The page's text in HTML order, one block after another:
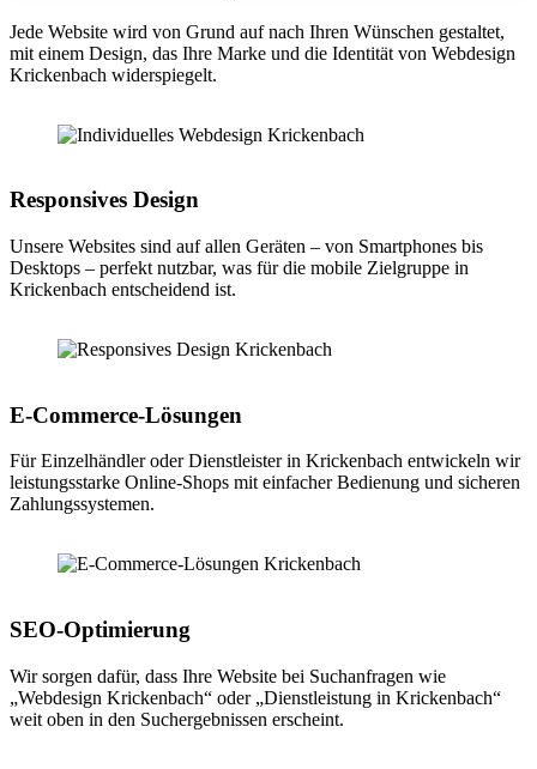
Jede Website wird von Grund auf nach Ihren Wünschen gestaltet,
mit einem Design, das Ihre Marke und die Identität von Webdesign
Krickenbach widerspiegelt.
Responsives Design
Unsere Websites sind auf allen Geräten – von Smartphones bis
Desktops – perfekt nutzbar, was für die mobile Zielgruppe in
Krickenbach entscheidend ist.
E-Commerce-Lösungen
Für Einzelhändler oder Dienstleister in Krickenbach entwickeln wir
leistungsstarke Online-Shops mit einfacher Bedienung und sicheren
Zahlungssystemen.
SEO-Optimierung
Wir sorgen dafür, dass Ihre Website bei Suchanfragen wie
„Webdesign Krickenbach“ oder „Dienstleistung in Krickenbach“
weit oben in den Suchergebnissen erscheint.